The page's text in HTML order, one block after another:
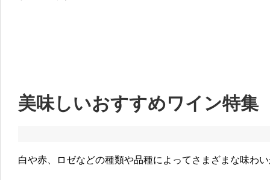
美味しいおすすめワイン特集
白や赤、ロゼなどの種類や品種によってさまざまな味わ